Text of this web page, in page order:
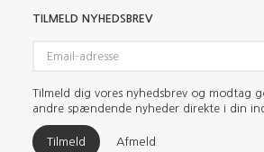
TILMELD NYHEDSBREV
adresse
Tilmeld dig vores nyhedsbrev og modtag
andre spændende nyheder direkte i din
Tilmeld Afmeld